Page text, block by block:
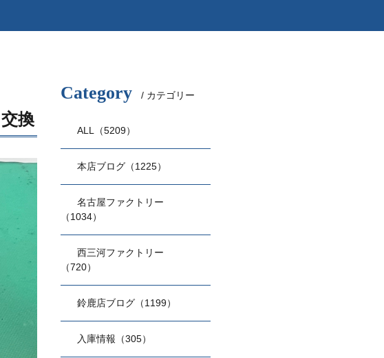
換
Category / カテゴリー
ALL（5209）
本店ブログ（1225）
名古屋ファクトリー
（1034）
西三河ファクトリー
（720）
鈴鹿店ブログ（1199）
入庫情報（305）